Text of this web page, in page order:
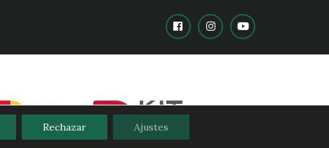
Rechazar Ajustes